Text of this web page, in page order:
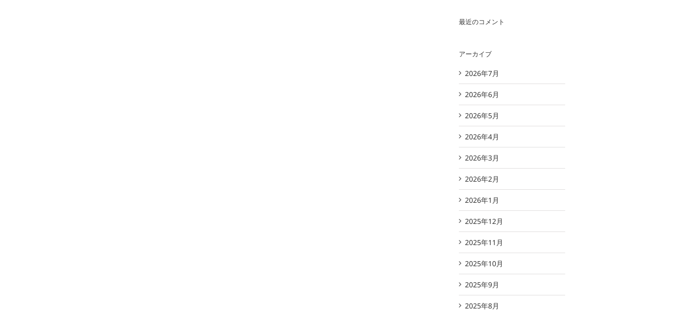
最近のコメント
アーカイブ
2026年7月
2026年6月
2026年5月
2026年4月
2026年3月
2026年2月
2026年1月
2025年12月
2025年11月
2025年10月
2025年9月
2025年8月